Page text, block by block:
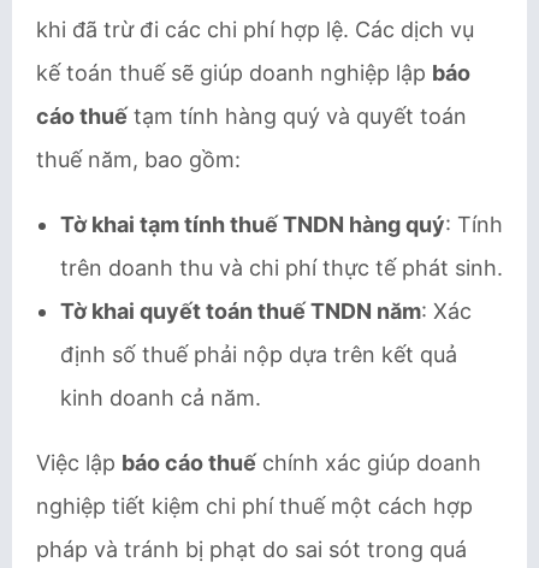
khi đã trừ đi các chi phí hợp lệ. Các dịch vụ
kế toán thuế sẽ giúp doanh nghiệp lập báo
cáo thuếtạm tính hàng quý và quyết toán
thuế năm, bao gồm:
Tờ khai tạm tính thuế TNDN hàng quý: Tính
trên doanh thu và chi phí thực tế phát sinh.
Tờ khai quyết toán thuế TNDN năm: Xác
định số thuế phải nộp dựa trên kết quả
kinh doanh cả năm.
Việc lập báo cáo thuếchính xác giúp doanh
nghiệp tiết kiệm chi phí thuế một cách hợp
pháp và tránh bị phạt do sai sót trong quá